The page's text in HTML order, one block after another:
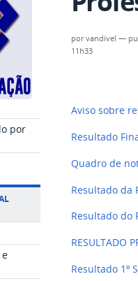
por
porvandivel —
11h33
Aviso sobre
Resultado
Quadro de
Resultado da
Resultado do
RESULTADO
Resultado 1º